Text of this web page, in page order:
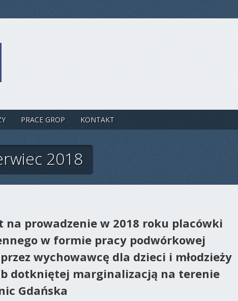
PRACE GROP KONTAKT
2018
na prowadzenie w 2018 roku placówki
w formie pracy podwórkowej
wychowawcę dla dzieci i młodzieży
dotkniętej marginalizacją na terenie
Gdańska